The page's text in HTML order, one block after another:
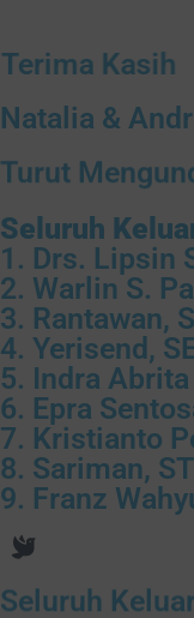
Terima Kasih
Natalia &
Turut
Seluruh
1. Drs. Lipsin
2. Warlin S.
3. Rantawan,
4. Yerisend,
5. Indra
6. Epra
7. Kristianto
8. Sariman, ST
9. Franz
Seluruh